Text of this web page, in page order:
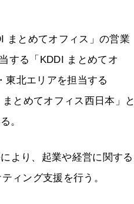
まとめてオフィス」の営業
する「KDDI まとめてオ
東北エリアを担当する
とめてオフィス西日本」と
。
より、起業や経営に関する
ィング支援を行う。